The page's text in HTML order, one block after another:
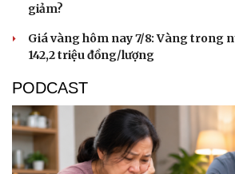
Cải chính
giảm?
Giá vàng hôm nay 7/8: Vàng trong
142,2 triệu đồng/lượng
PODCAST